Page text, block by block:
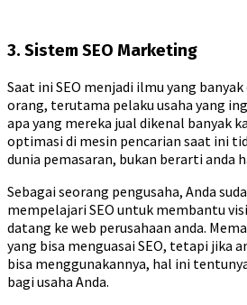
3. Sistem SEO Marketing
Saat ini SEO menjadi ilmu yang
orang, terutama pelaku usaha yang
apa yang mereka jual dikenal banyak
optimasi di mesin pencarian saat ini
dunia pemasaran, bukan berarti anda
Sebagai seorang pengusaha, Anda
mempelajari SEO untuk membantu
datang ke web perusahaan anda.
yang bisa menguasai SEO, tetapi jika
bisa menggunakannya, hal ini
bagi usaha Anda.